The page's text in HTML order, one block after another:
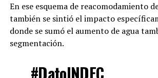
En ese esquema de reacomodamiento
también se sintió el impacto
donde se sumó el aumento de agua
segmentación.
#DatoINDEC